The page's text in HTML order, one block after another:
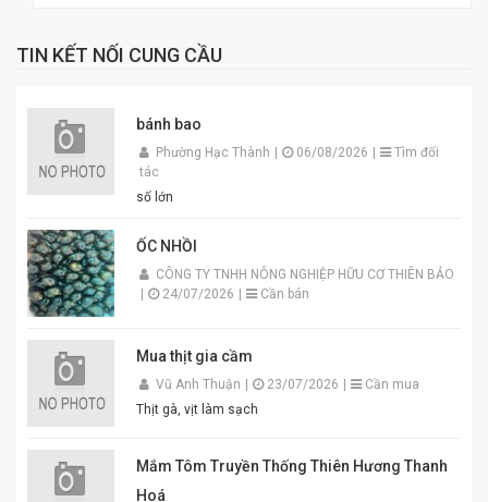
TIN KẾT NỐI CUNG CẦU
bánh bao
Phường Hạc Thành 06/08/2026
Tìm đối
tác
số lớn
ỐC NHỒI
CÔNG TY TNHH NÔNG NGHIỆP HỮU CƠ THIÊN BẢO
24/07/2026 Cần bán
Mua thịt gia cầm
Vũ Anh Thuận 23/07/2026
Cần mua
Thịt gà, vịt làm sạch
Mắm Tôm Truyền Thống Thiên Hương Thanh
Hoá